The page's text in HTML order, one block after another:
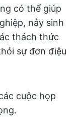
có thể giúp
nảy sinh
thách thức
sự đơn điệu
cuộc họp